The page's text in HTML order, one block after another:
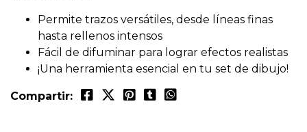
Permite trazos versátiles, desde líneas finas
hasta rellenos intensos
Fácil de difuminar para lograr efectos realistas
¡Una herramienta esencial en tu set de dibujo!
Compartir: